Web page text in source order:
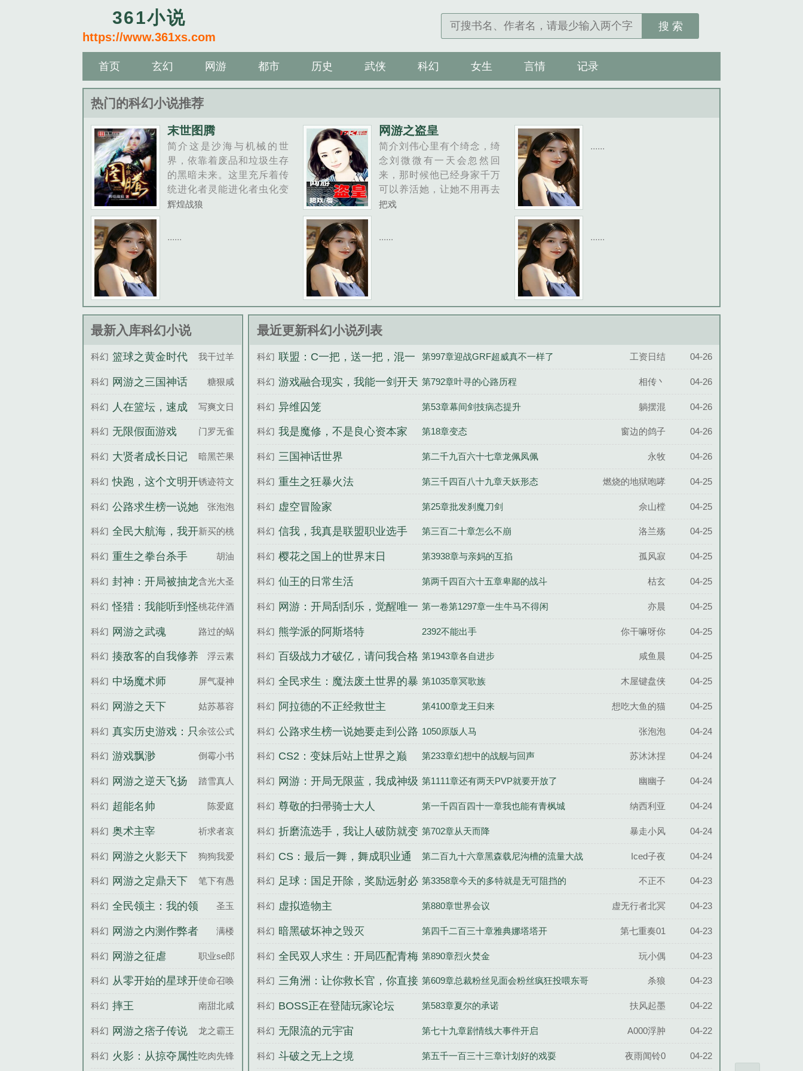
361小说
https://www.361xs.com
搜 索
首页 玄幻 网游 都市 历史 武侠 科幻 女生 言情 记录
热门的科幻小说推荐
末世图腾
简介这是沙海与机械的世
界，依靠着废品和垃圾生存
的黑暗未来。这里充斥着传
统进化者灵能进化者虫化变
异者机械改造者等形形色色
辉煌战狼
网游之盗皇
简介刘伟心里有个绮念，绮
念刘微微有一天会忽然回
来，那时候他已经身家千万
可以养活她，让她不用再去
找什么高富帅了，他来养
把戏
......
...... ...... ......
最新入库科幻小说
科幻 篮球之黄金时代 我干过羊
科幻 网游之三国神话 糖狠咸
科幻
人在篮坛，速成
BOSS
写爽文日更
科幻 无限假面游戏 门罗无雀
科幻 大贤者成长日记 暗黑芒果
科幻 快跑，这个文明开
挂了！
锈迹符文
科幻 公路求生榜一说她
要走到公路尽头
（车越粉人越狠这
张泡泡
科幻 全民大航海，我开
局一条幽灵船（恐
怖大航海）
新买的桃子
科幻 重生之拳台杀手 胡油
科幻 封神：开局被抽龙
筋
含光大圣
科幻 怪猎：我能听到怪
物心声
桃花伴酒
科幻 网游之武魂 路过的蜗牛
科幻 揍敌客的自我修养
[综]
浮云素
科幻 中场魔术师 屏气凝神
科幻 网游之天下 姑苏慕容
科幻 真实历史游戏：只
有我知道剧情
余弦公式
科幻 游戏飘渺 倒霉小书生
科幻 网游之逆天飞扬 踏雪真人
科幻 超能名帅 陈爱庭
科幻 奥术主宰 祈求者哀鸣
科幻 网游之火影天下 狗狗我爱你
科幻 网游之定鼎天下 笔下有愚
科幻 全民领主：我的领
地能无限进化
圣玉
科幻 网游之内测作弊者 满楼
科幻 网游之征虐 职业se郎
科幻 从零开始的星球开
拓
使命召唤
科幻 摔王 南甜北咸
科幻 网游之痞子传说 龙之霸王
科幻 火影：从掠夺属性吃肉先锋队
最近更新科幻小说列表
科幻 联盟：C一把，送一把，混一
把
第997章迎战GRF超威真不一样了 工资日结 04-26
科幻 游戏融合现实，我能一剑开天 第792章叶寻的心路历程 相传丶 04-26
科幻 异维囚笼 第53章幕间剑技病态提升 躺摆混 04-26
科幻 我是魔修，不是良心资本家 第18章变态 窗边的鸽子 04-26
科幻 三国神话世界 第二千九百六十七章龙佩凤佩 永牧 04-26
科幻 重生之狂暴火法 第三千四百八十九章天妖形态 燃烧的地狱咆哮 04-25
科幻 虚空冒险家 第25章批发刹魔刀剑 佘山樘 04-25
科幻 信我，我真是联盟职业选手 第三百二十章怎么不崩 洛兰殇 04-25
科幻 樱花之国上的世界末日 第3938章与亲妈的互掐 孤风寂 04-25
科幻 仙王的日常生活 第两千四百六十五章卑鄙的战斗 枯玄 04-25
科幻 网游：开局刮刮乐，觉醒唯一
SSS天赋
第一卷第1297章一生牛马不得闲 亦晨 04-25
科幻 熊学派的阿斯塔特 2392不能出手 你干嘛呀你 04-25
科幻 百级战力才破亿，请问我合格
了吗
第1943章各自进步 咸鱼晨 04-25
科幻 全民求生：魔法废土世界的暴
徒
第1035章冥歌族 木屋键盘侠 04-25
科幻 阿拉德的不正经救世主 第4100章龙王归来 想吃大鱼的猫 04-25
科幻 公路求生榜一说她要走到公路
尽头
1050原版人马 张泡泡 04-24
科幻 CS2：变妹后站上世界之巅 第233章幻想中的战舰与回声 苏沐沐捏 04-24
科幻 网游：开局无限蓝，我成神级
法师
第1111章还有两天PVP就要开放了 幽幽子 04-24
科幻 尊敬的扫帚骑士大人 第一千四百四十一章我也能有青枫城 纳西利亚 04-24
科幻 折磨流选手，我让人破防就变
强
第702章从天而降 暴走小风 04-24
科幻 CS：最后一舞，舞成职业通
天代
第二百九十六章黑森载尼沟槽的流量大战 Iced子夜 04-24
科幻 足球：国足开除，奖励远射必
进卡
第3358章今天的多特就是无可阻挡的 不正不 04-23
科幻 虚拟造物主 第880章世界会议 虚无行者北冥 04-23
科幻 暗黑破坏神之毁灭 第四千二百三十章雅典娜塔塔开 第七重奏01 04-23
科幻 全民双人求生：开局匹配青梅
女神
第890章烈火焚金 玩小偶 04-23
科幻 三角洲：让你救长官，你直接
清图
第609章总裁粉丝见面会粉丝疯狂投喂东哥 杀狼 04-23
科幻 BOSS正在登陆玩家论坛 第583章夏尔的承诺 扶风起墨 04-22
科幻 无限流的元宇宙 第七十九章剧情线大事件开启 A000浮肿 04-22
科幻 斗破之无上之境 第五千一百三十三章计划好的戏耍 夜雨闻铃0 04-22